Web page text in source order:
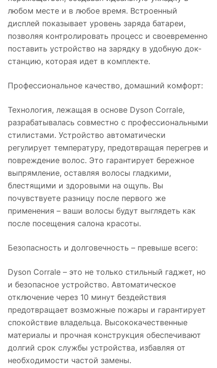
любом месте и в любое время. Встроенный
дисплей показывает уровень заряда батареи,
позволяя контролировать процесс и своевременно
поставить устройство на зарядку в удобную док-
станцию, которая идет в комплекте.
Профессиональное качество, домашний комфорт:
Технология, лежащая в основе Dyson Corrale,
разрабатывалась совместно с профессиональными
стилистами. Устройство автоматически
регулирует температуру, предотвращая перегрев и
повреждение волос. Это гарантирует бережное
выпрямление, оставляя волосы гладкими,
блестящими и здоровыми на ощупь. Вы
почувствуете разницу после первого же
применения – ваши волосы будут выглядеть как
после посещения салона красоты.
Безопасность и долговечность – превыше всего:
Dyson Corrale – это не только стильный гаджет, но
и безопасное устройство. Автоматическое
отключение через 10 минут бездействия
предотвращает возможные пожары и гарантирует
спокойствие владельца. Высококачественные
материалы и прочная конструкция обеспечивают
долгий срок службы устройства, избавляя от
необходимости частой замены.